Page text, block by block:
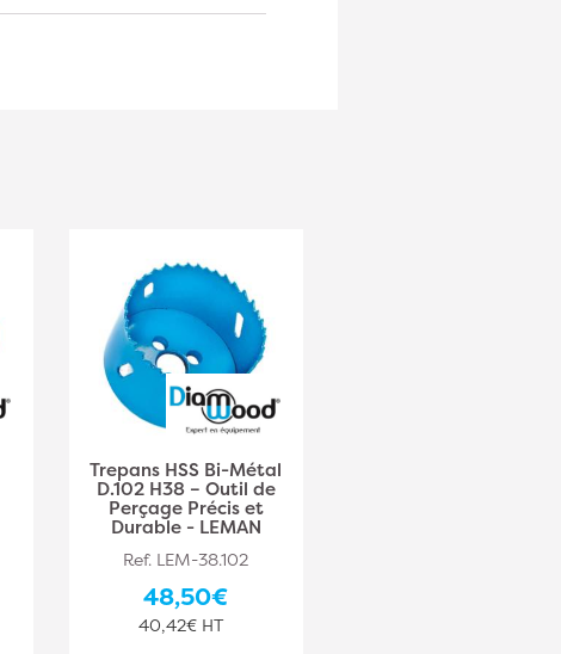
Trepans HSS Bi-Métal
D.102 H38 – Outil de
Perçage Précis et
Durable - LEMAN
Ref. LEM-38.102
48,50€
40,42€ HT